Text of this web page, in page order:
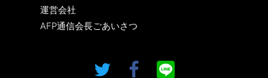
運営会社
AFP通信会長ごあいさつ